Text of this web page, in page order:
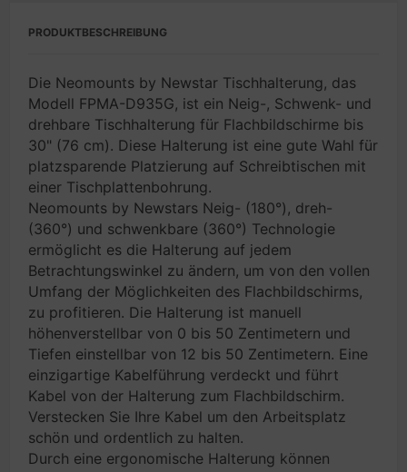
PRODUKTBESCHREIBUNG
Die Neomounts by Newstar Tischhalterung, das
Modell FPMA-D935G, ist ein Neig-, Schwenk- und
drehbare Tischhalterung für Flachbildschirme bis
30" (76 cm). Diese Halterung ist eine gute Wahl für
platzsparende Platzierung auf Schreibtischen mit
einer Tischplattenbohrung.
Neomounts by Newstars Neig- (180°), dreh-
(360°) und schwenkbare (360°) Technologie
ermöglicht es die Halterung auf jedem
Betrachtungswinkel zu ändern, um von den vollen
Umfang der Möglichkeiten des Flachbildschirms,
zu profitieren. Die Halterung ist manuell
höhenverstellbar von 0 bis 50 Zentimetern und
Tiefen einstellbar von 12 bis 50 Zentimetern. Eine
einzigartige Kabelführung verdeckt und führt
Kabel von der Halterung zum Flachbildschirm.
Verstecken Sie Ihre Kabel um den Arbeitsplatz
schön und ordentlich zu halten.
Durch eine ergonomische Halterung können